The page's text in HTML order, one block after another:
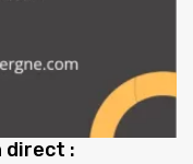
direct :